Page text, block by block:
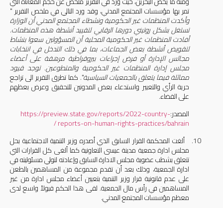
تمر بها مؤسسات المجتمع المدني، وقد ورد التالي في ملخص التقرير "
وأكدت المنظمات غير الحكومية ونشطاء المجتمع المدني أن الوزارة
تستغل بشكل روتيني دورها الرقابي لتقييد أنشطة هذه المنظمات.
أفادت المنظمات غير الحكومية المحلية أن المسؤولين سعوا بنشاط
لتقويض أنشطة بعض الجماعات، بما في ذلك التدخل في انتخابات
مجالس الإدارة أو فرض إجراءات بيروقراطية مرهقة على أعضاء
مجلس إدارة المنظمات غير الحكومية والمتطوعين. توجد قيود
مماثلة فيما يتعلق بالجمعيات السياسية". كما تطرق التقرير الى تراجع
حرية الرأي والتعبير واستدعاء بعض المدونين للتحقيق وعرض بعظهم
على القضاء.
المصدر:https://preview.state.gov/reports/2022-country-
reports-on-human-rights-practices/bahrain
/
10.
ألغت المحكمة القرار السابق الذي أصدره وزير التنمية الاجتماعية بحل
مجلس ادارة جمعية مدينة عيسى التعاونية كما ألغى كل القرارات التي
تتعلق بشطب عضوية مجلس الادارة السابق وإعادته لتولي مسئوليته في
ادارة الجمعية، وذلك بعد أن تقدم مجموعة من المساهمين بالطعن
على عدم قانونية قرار وزير التنمية بتعيين أعضاء مجلس ادارة من غير
المساهمين في رأس مال الجمعية. لقى هذا الحكم قبولاً واسع لدى
معظم مؤسسات المجتمع المدني.